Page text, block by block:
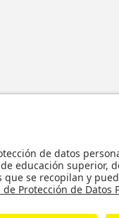
general todos sus
Intelectual, por lo
alquiler, préstamo